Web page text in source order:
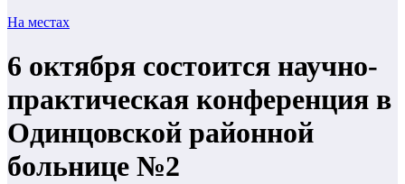
На местах
6 октября состоится научно-
практическая конференция в
Одинцовской районной
больнице №2